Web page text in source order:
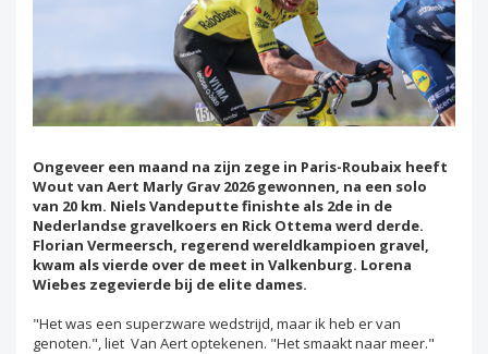
Ongeveer een maand na zijn zege in Paris-Roubaix heeft
Wout van Aert Marly Grav 2026 gewonnen, na een solo
van 20 km. Niels Vandeputte finishte als 2de in de
Nederlandse gravelkoers en Rick Ottema werd derde.
Florian Vermeersch, regerend wereldkampioen gravel,
kwam als vierde over de meet in Valkenburg. Lorena
Wiebes zegevierde bij de elite dames.
"Het was een superzware wedstrijd, maar ik heb er van
genoten.", liet Van Aert optekenen. "Het smaakt naar meer."